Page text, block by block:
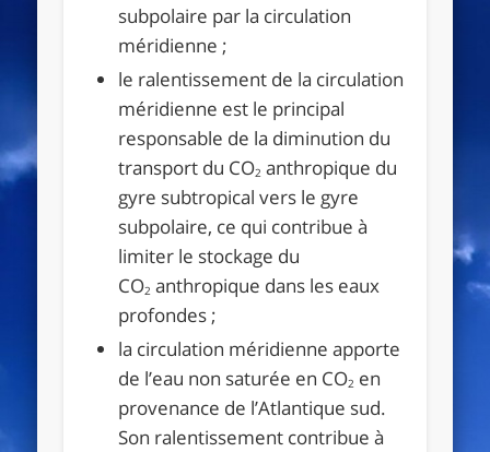
subpolaire par la circulation
méridienne ;
le ralentissement de la circulation
méridienne est le principal
responsable de la diminution du
transport du CO2 anthropique du
gyre subtropical vers le gyre
subpolaire, ce qui contribue à
limiter le stockage du
CO2 anthropique dans les eaux
profondes ;
la circulation méridienne apporte
de l’eau non saturée en CO2 en
provenance de l’Atlantique sud.
Son ralentissement contribue à